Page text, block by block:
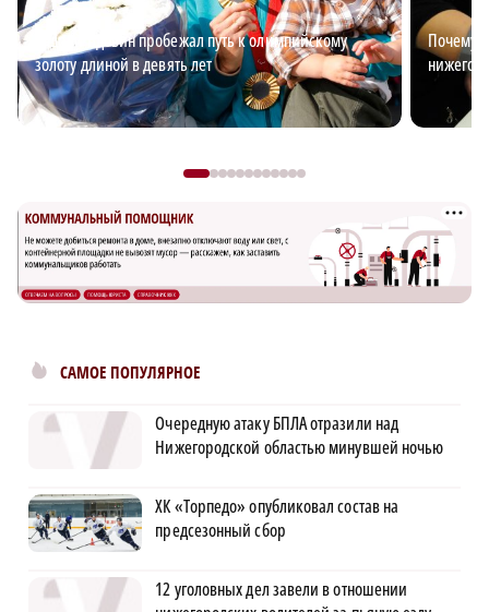
Андрей Вдовин пробежал путь к олимпийскому
золоту длиной в девять лет
Почему
САМОЕ ПОПУЛЯРНОЕ
Очередную атаку БПЛА отразили над
Нижегородской областью минувшей ночью
ХК «Торпедо» опубликовал состав на
предсезонный сбор
12 уголовных дел завели в отношении